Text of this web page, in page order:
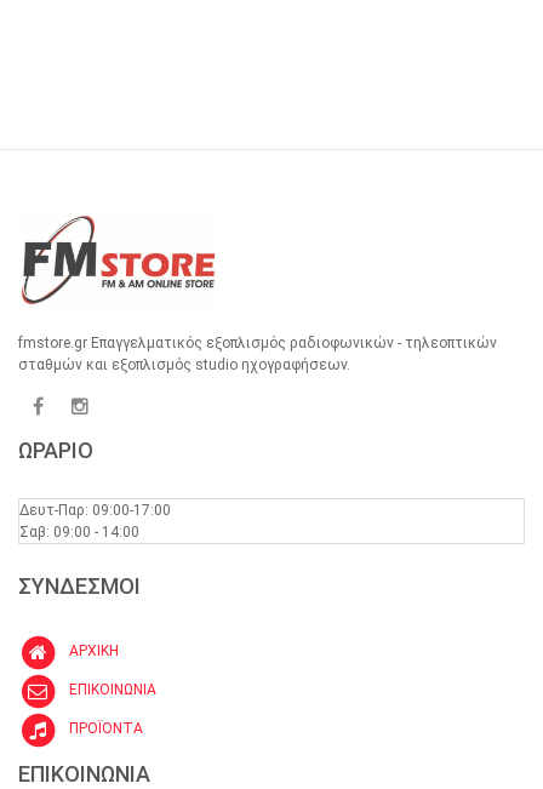
fmstore.gr Επαγγελματικός εξοπλισμός ραδιοφωνικών - τηλεοπτικών
σταθμών και εξοπλισμός studio ηχογραφήσεων.
ΩΡΑΡΙΟ
Δευτ-Παρ: 09:00-17:00
Σαβ: 09:00 - 14:00
ΣΥΝΔΕΣΜΟΙ
ΑΡΧΙΚΗ
ΕΠΙΚΟΙΝΩΝΙΑ
ΠΡΟΪΟΝΤΑ
ΕΠΙΚΟΙΝΩΝΙΑ